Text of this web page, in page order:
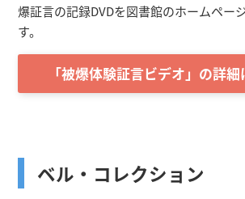
爆証言の記録DVDを図書館のホームペー
す。
「被爆体験証言ビデオ」の詳
ベル・コレクション